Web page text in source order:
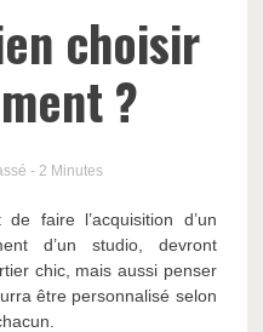
choisir
?
- 2 Minutes
faire l’acquisition d’un
d’un studio, devront
chic, mais aussi penser
être personnalisé selon